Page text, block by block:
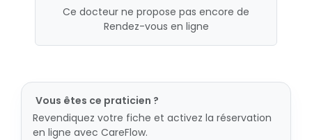
Ce docteur ne propose pas encore de
Rendez-vous en ligne
Vous êtes ce praticien ?
Revendiquez votre fiche et activez la réservation
en ligne avec CareFlow.